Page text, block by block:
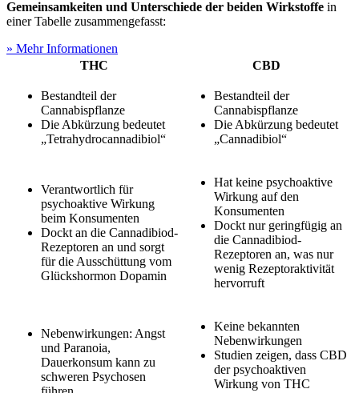
Gemeinsamkeiten und Unterschiede der beiden Wirkstoffe in
einer Tabelle zusammengefasst:
» Mehr Informationen
THC
CBD
Bestandteil der
Cannabispflanze
Die Abkürzung bedeutet
„Tetrahydrocannadibiol“
Bestandteil der
Cannabispflanze
Die Abkürzung bedeutet
„Cannadibiol“
Verantwortlich für
psychoaktive Wirkung
beim Konsumenten
Dockt an die Cannadibiod-
Rezeptoren an und sorgt
für die Ausschüttung vom
Glückshormon Dopamin
Hat keine psychoaktive
Wirkung auf den
Konsumenten
Dockt nur geringfügig an
die Cannadibiod-
Rezeptoren an, was nur
wenig Rezeptoraktivität
hervorruft
Nebenwirkungen: Angst
und Paranoia,
Dauerkonsum kann zu
schweren Psychosen
Keine bekannten
Nebenwirkungen
Studien zeigen, dass CBD
der psychoaktiven
Wirkung von THC